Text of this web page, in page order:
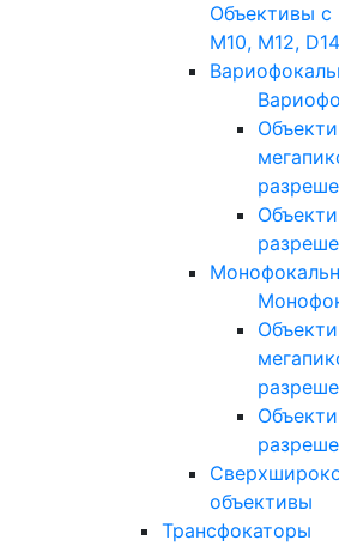
Объективы с
M10, M12, D14
объективы
Трансфокаторы